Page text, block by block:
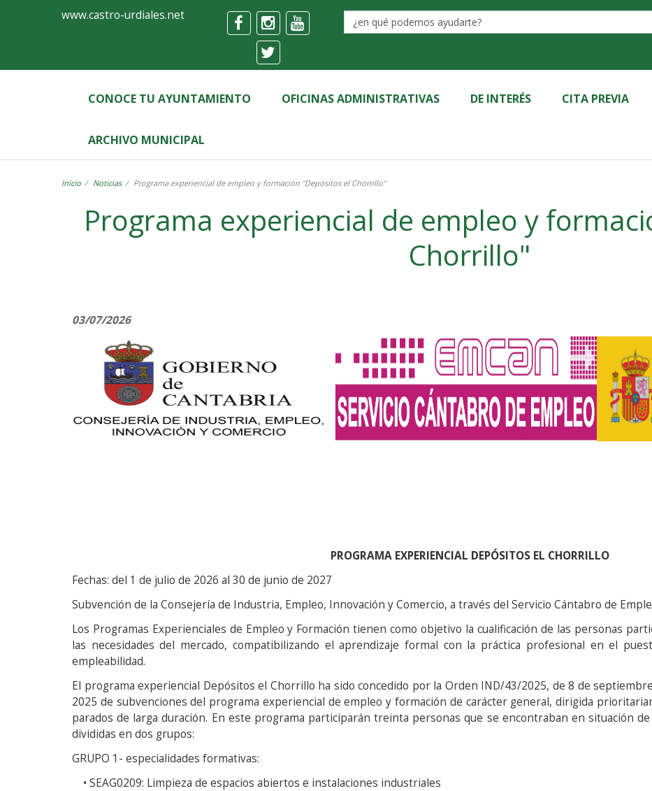
FormularioAyuntamiento
Castro-
Urdiales
www.castro-urdiales.net
CONOCE TU AYUNTAMIENTO OFICINAS ADMINISTRATIVAS DE INTERÉS CITA PREVIA
ARCHIVO MUNICIPAL
Inicio Noticias Programa experiencial de empleo y formación "Depósitos el Chorrillo"
Programa experiencial de empleo y
Chorrillo"
03/07/2026
PROGRAMA EXPERIENCIAL DEPÓSITOS EL CHORRILLO
Fechas: del 1 de julio de 2026 al 30 de junio de 2027
Subvención de la Consejería de Industria, Empleo, Innovación y Comercio, a través del Servicio Cántabro de
Los Programas Experienciales de Empleo y Formación tienen como objetivo la cualificación de las personas
las necesidades del mercado, compatibilizando el aprendizaje formal con la práctica profesional en el
empleabilidad.
El programa experiencial Depósitos el Chorrillo ha sido concedido por la Orden IND/43/2025, de 8 de
2025 de subvenciones del programa experiencial de empleo y formación de carácter general, dirigida
parados de larga duración. En este programa participarán treinta personas que se encontraban en situación
divididas en dos grupos:
GRUPO 1- especialidades formativas:
• SEAG0209: Limpieza de espacios abiertos e instalaciones industriales